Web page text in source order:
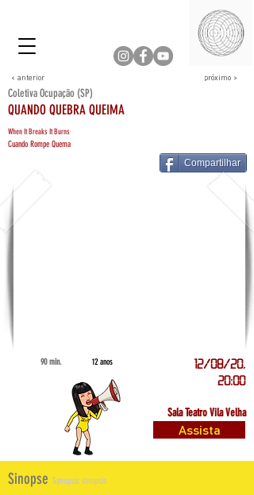
< anterior próximo >
Coletiva Ocupação (SP)
QUANDO QUEBRA QUEIMA
When It Breaks It Burns
Cuando Rompe Quema
Compartilhar
90 min. 12 anos
12/08/20,
20:00
Sala Teatro Vila Velha
Assista
Sinopse Synopsis sinopsis